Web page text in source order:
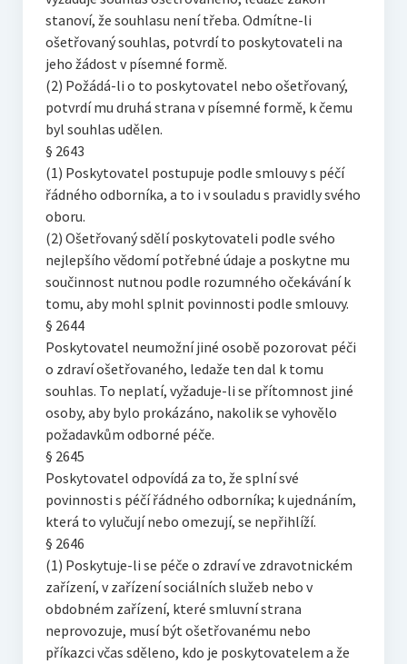
stanoví, že souhlasu není třeba. Odmítne-li
ošetřovaný souhlas, potvrdí to poskytovateli na
jeho žádost v písemné formě.
(2) Požádá-li o to poskytovatel nebo ošetřovaný,
potvrdí mu druhá strana v písemné formě, k čemu
byl souhlas udělen.
§ 2643
(1) Poskytovatel postupuje podle smlouvy s péčí
řádného odborníka, a to i v souladu s pravidly svého
oboru.
(2) Ošetřovaný sdělí poskytovateli podle svého
nejlepšího vědomí potřebné údaje a poskytne mu
součinnost nutnou podle rozumného očekávání k
tomu, aby mohl splnit povinnosti podle smlouvy.
§ 2644
Poskytovatel neumožní jiné osobě pozorovat péči
o zdraví ošetřovaného, ledaže ten dal k tomu
souhlas. To neplatí, vyžaduje-li se přítomnost jiné
osoby, aby bylo prokázáno, nakolik se vyhovělo
požadavkům odborné péče.
§ 2645
Poskytovatel odpovídá za to, že splní své
povinnosti s péčí řádného odborníka; k ujednáním,
která to vylučují nebo omezují, se nepřihlíží.
§ 2646
(1) Poskytuje-li se péče o zdraví ve zdravotnickém
zařízení, v zařízení sociálních služeb nebo v
obdobném zařízení, které smluvní strana
neprovozuje, musí být ošetřovanému nebo
příkazci včas sděleno, kdo je poskytovatelem a že